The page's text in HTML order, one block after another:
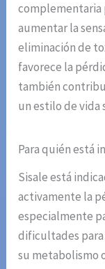
complementaria
aumentar la
eliminación de
favorece la
también
un estilo de vida
Para quién está
Sisale está
activamente la
especialmente
dificultades
su metabolismo